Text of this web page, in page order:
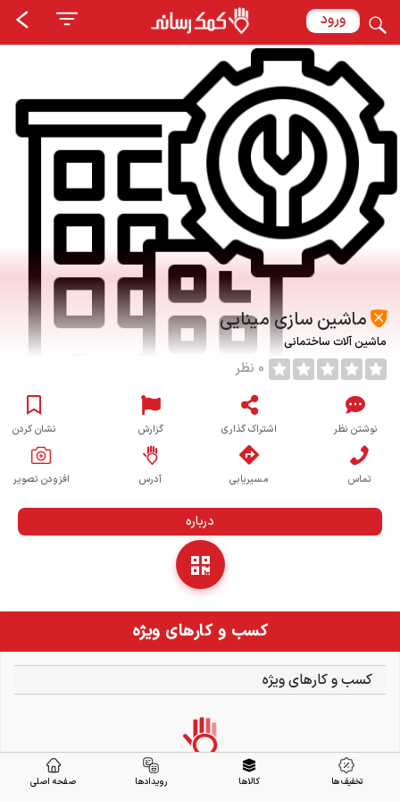
ورود
ماشین سازی مینایی
ماشین آلات ساختمانی
0 نظر
نوشتن نظر اشتراک گذاری گزارش نشان کردن
تماس مسیریابی آدرس افزودن تصویر
درباره
کسب و کارهای ویژه
کسب و کارهای ویژه
تخفیف ها کالاها رویدادها صفحه اصلی